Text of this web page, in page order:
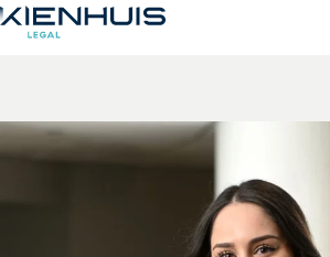
Unsere Leistungen
Unser Team
Helena Racho